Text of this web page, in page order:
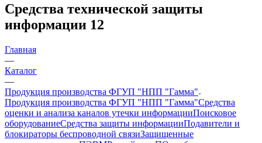
Средства технической защиты
информации 12
Главная
—
Каталог
—
Продукция производства ФГУП "НПП "Гамма"
Продукция производства ФГУП "НПП "Гамма"Средства
оценки и анализа каналов утечки информацииПоисковое
оборудованиеСредства защиты информацииПодавители и
блокираторы беспроводной связиЗащищенные